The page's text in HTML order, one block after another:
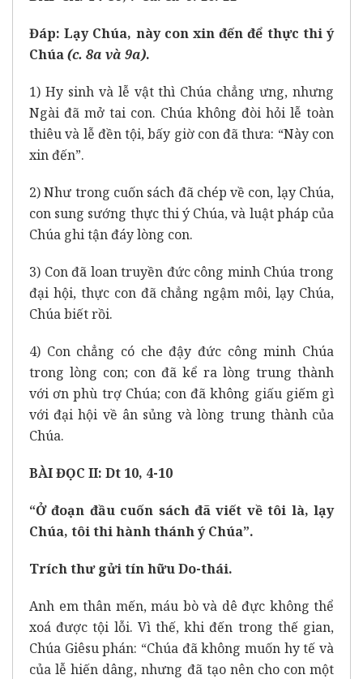
Đáp:Lạy Chúa, này con xin đến để thực thi ý
Chúa(c. 8a và 9a).
1) Hy sinh và lễ vật thì Chúa chẳng ưng, nhưng
Ngài đã mở tai con. Chúa không đòi hỏi lễ toàn
thiêu và lễ đền tội, bấy giờ con đã thưa: “Này con
xin đến”.
2) Như trong cuốn sách đã chép về con, lạy Chúa,
con sung sướng thực thi ý Chúa, và luật pháp của
Chúa ghi tận đáy lòng con.
3) Con đã loan truyền đức công minh Chúa trong
đại hội, thực con đã chẳng ngậm môi, lạy Chúa,
Chúa biết rồi.
4) Con chẳng có che đậy đức công minh Chúa
trong lòng con; con đã kể ra lòng trung thành
với ơn phù trợ Chúa; con đã không giấu giếm gì
với đại hội về ân sủng và lòng trung thành của
Chúa.
BÀI ĐỌC II: Dt 10, 4-10
“Ở đoạn đầu cuốn sách đã viết về tôi là, lạy
Chúa, tôi thi hành thánh ý Chúa”.
Trích thư gửi tín hữu Do-thái.
Anh em thân mến, máu bò và dê đực không thể
xoá được tội lỗi. Vì thế, khi đến trong thế gian,
Chúa Giêsu phán: “Chúa đã không muốn hy tế và
của lễ hiến dâng, nhưng đã tạo nên cho con một